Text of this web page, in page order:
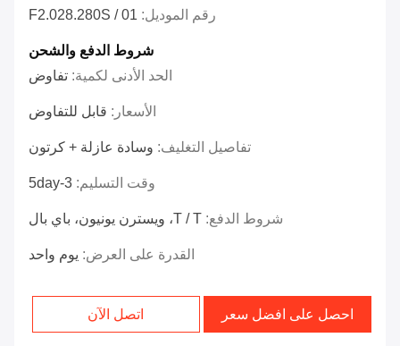
رقم الموديل: F2.028.280S / 01
شروط الدفع والشحن
الحد الأدنى لكمية: تفاوض
الأسعار: قابل للتفاوض
تفاصيل التغليف: وسادة عازلة + كرتون
وقت التسليم: 3-5day
شروط الدفع: T / T، ويسترن يونيون، باي بال
القدرة على العرض: يوم واحد
احصل على افضل سعر اتصل الآن